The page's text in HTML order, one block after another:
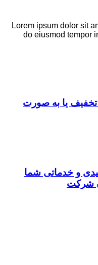
Lorem ipsum dolor sit
do eiusmod tempor
یا به صورت
و خدماتی شما
شرکت